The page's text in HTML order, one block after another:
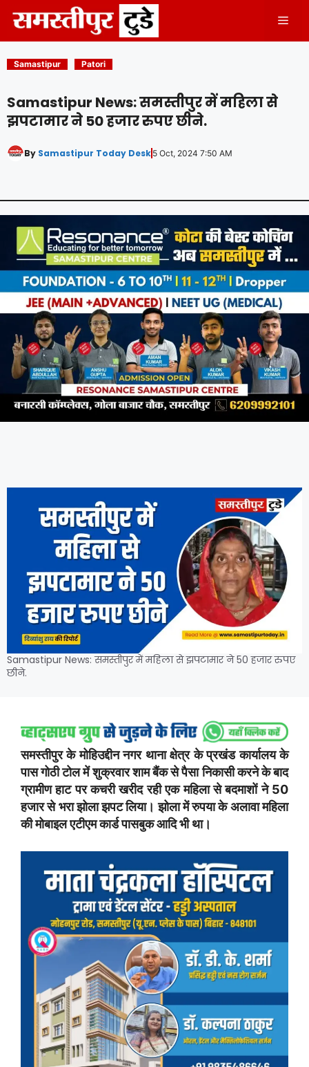
content
Samastipur Patori
Samastipur News: समस्तीपुर में महिला से
झपटामार ने 50 हजार रुपए छीने.
By Samastipur Today Desk 5 Oct, 2024 7:50 AM
Samastipur News: समस्तीपुर में महिला से झपटामार ने 50 हजार रुपए
छीने.
समस्तीपुर के मोहिउद्दीन नगर थाना क्षेत्र के प्रखंड कार्यालय के
पास गोठी टोल में शुक्रवार शाम बैंक से पैसा निकासी करने के बाद
ग्रामीण हाट पर कचरी खरीद रही एक महिला से बदमाशों ने 50
हजार से भरा झोला झपट लिया। झोला में रुपया के अलावा महिला
की मोबाइल एटीएम कार्ड पासबुक आदि भी था।